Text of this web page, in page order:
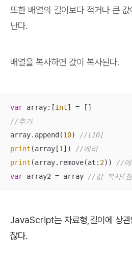
또한 배열의 길이보다 적거나 큰
난다.
배열을 복사하면 값이 복사된다.
var array:[Int] =
//추가
array.append(10)
//[10]
print (array[1 ])
//에러
print (array.remove(at: 2))
//에
var array2 = array //값 복사(
JavaScript는 자료형,길이에 상관
찮다.